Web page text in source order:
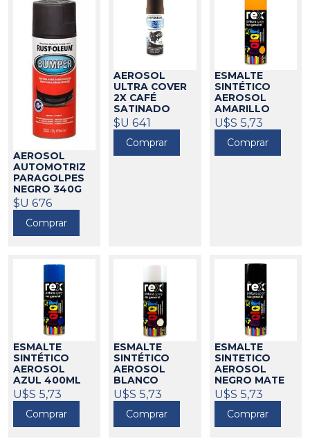
AEROSOL
AUTOMOTRIZ
PARAGOLPES
NEGRO 340G
RUST-OLEUM
458268
$U 676
Comprar
AEROSOL
ULTRA COVER
2X CAFÉ
SATINADO
RUST OLEUM
458315
$U 641
Comprar
ESMALTE
SINTÉTICO
AEROSOL
AMARILLO
400ML REX
458401
U$S 5,73
Comprar
ESMALTE
SINTÉTICO
AEROSOL
AZUL 400ML
REX 458402
U$S 5,73
Comprar
ESMALTE
SINTÉTICO
AEROSOL
BLANCO
BRILLANTE
400ML REX
458403
U$S 5,73
Comprar
ESMALTE
SINTETICO
AEROSOL
NEGRO MATE
400ML REX
458405
U$S 5,73
Comprar